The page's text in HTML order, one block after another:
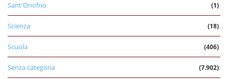
Sant'Onofrio (1)
Scienza (18)
Scuola (406)
Senza categoria (7.902)